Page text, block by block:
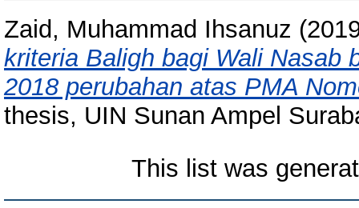
Zaid, Muhammad Ihsanuz
kriteria Baligh bagi Wali Nasab
2018 perubahan atas PMA
thesis, UIN Sunan Ampel
This list was